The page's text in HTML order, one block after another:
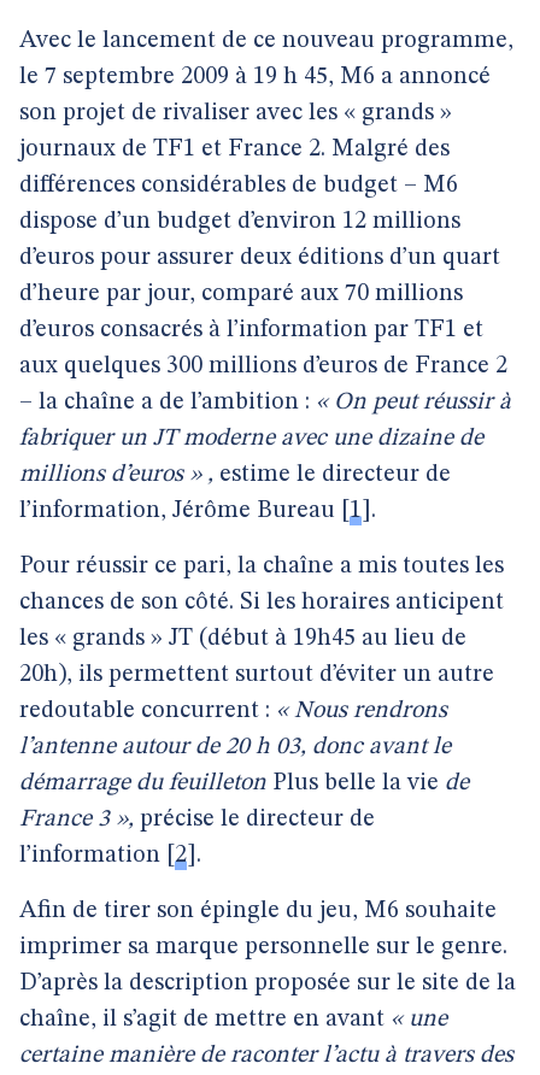
Avec le lancement de ce nouveau programme,
le 7 septembre 2009 à 19 h 45, M6 a annoncé
son projet de rivaliser avec les « grands »
journaux de TF1 et France 2. Malgré des
différences considérables de budget – M6
dispose d’un budget d’environ 12 millions
d’euros pour assurer deux éditions d’un quart
d’heure par jour, comparé aux 70 millions
d’euros consacrés à l’information par TF1 et
aux quelques 300 millions d’euros de France 2
– la chaîne a de l’ambition : « On peut réussir à
fabriquer un JT moderne avec une dizaine de
millions d’euros » , estime le directeur de
l’information, Jérôme Bureau
1 .
Pour réussir ce pari, la chaîne a mis toutes les
chances de son côté. Si les horaires anticipent
les « grands » JT (début à 19h45 au lieu de
20h), ils permettent surtout d’éviter un autre
redoutable concurrent : « Nous rendrons
l’antenne autour de 20 h 03, donc avant le
démarrage du feuilleton Plus belle la vie de
France 3 », précise le directeur de
l’information 2 .
Afin de tirer son épingle du jeu, M6 souhaite
imprimer sa marque personnelle sur le genre.
D’après la description proposée sur le site de la
chaîne, il s’agit de mettre en avant « une
certaine manière de raconter l’actu à travers des